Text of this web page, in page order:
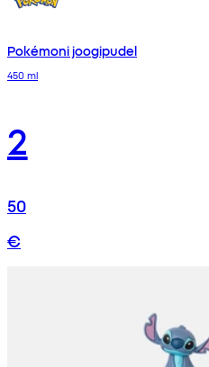
Pokémoni joogipudel
450 ml
2
50
€